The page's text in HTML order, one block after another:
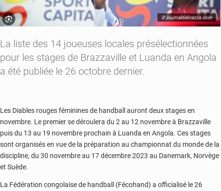
© journaldebrazza.com
La liste des 14 joueuses locales présélectionnées
pour les stages de Brazzaville et Luanda en Angola
a été publiée le 26 octobre dernier.
Les Diables rouges féminines de handball auront deux stages en
novembre. Le premier se déroulera du 2 au 12 novembre à Brazzaville
puis du 13 au 19 novembre prochain à Luanda en Angola. Ces stages
sont organisés en vue de la préparation au championnat du monde de la
discipline, du 30 novembre au 17 décembre 2023 au Danemark, Norvège
et Suède.
La Fédération congolaise de handball (Fécohand) a officialisé le 26